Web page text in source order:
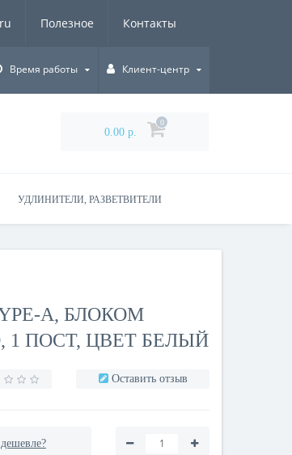
Полезное Контакты
Время работы Клиент-центр
0.00 р.
0
УДЛИНИТЕЛИ, РАЗВЕТВИТЕЛИ
A, БЛОКОМ
1 ПОСТ, ЦВЕТ БЕЛЫЙ
Оставить отзыв